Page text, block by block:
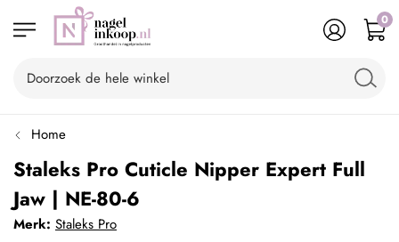
0
Home
Staleks Pro Cuticle Nipper Expert Full
Jaw | NE-80-6
Merk: Staleks Pro